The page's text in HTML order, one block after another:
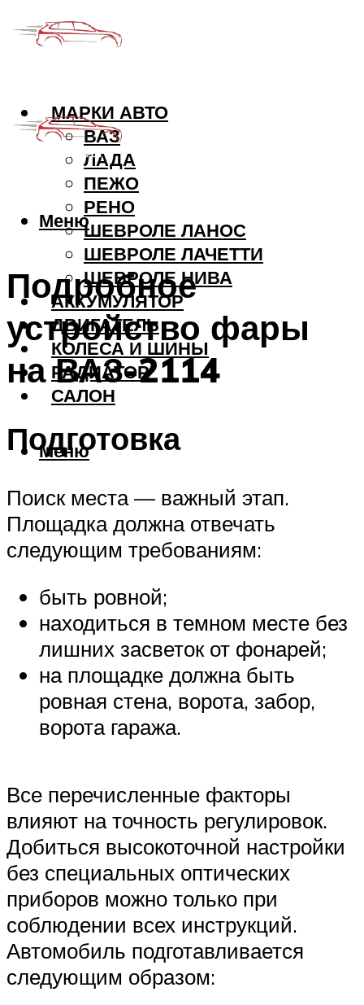
МАРКИ АВТО
ВАЗ
ЛАДА
ПЕЖО
РЕНО
ШЕВРОЛЕ ЛАНОС
ШЕВРОЛЕ ЛАЧЕТТИ
ШЕВРОЛЕ НИВА
АККУМУЛЯТОР
ДВИГАТЕЛЬ
КОЛЕСА И ШИНЫ
РАДИАТОР
САЛОН
Меню
Меню
Подробное
устройство фары
на ВАЗ-2114
Подготовка
Поиск места — важный этап.
Площадка должна отвечать
следующим требованиям:
быть ровной;
находиться в темном месте без
лишних засветок от фонарей;
на площадке должна быть
ровная стена, ворота, забор,
ворота гаража.
Все перечисленные факторы
влияют на точность регулировок.
Добиться высокоточной настройки
без специальных оптических
приборов можно только при
соблюдении всех инструкций.
Автомобиль подготавливается
следующим образом: